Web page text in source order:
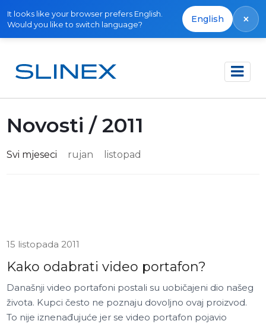
It looks like your browser prefers English.
Would you like to switch language?
English ×
Početna Novosti
Novosti / 2011
Svi mjeseci rujan listopad
15 listopada 2011
Kako odabrati video portafon?
Današnji video portafoni postali su uobičajeni dio našeg
života. Kupci često ne poznaju dovoljno ovaj proizvod.
To nije iznenađujuće jer se video portafon pojavio